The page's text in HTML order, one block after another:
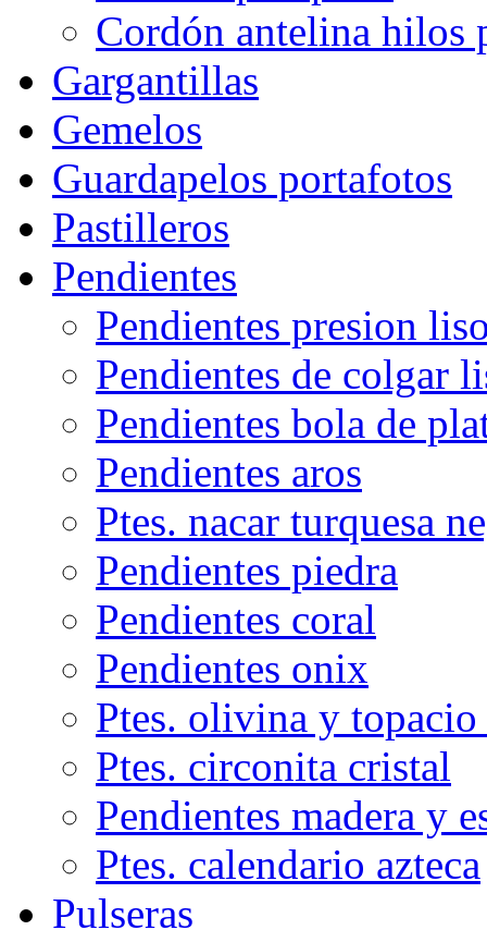
Cordón antelina hilos
Gargantillas
Gemelos
Guardapelos portafotos
Pastilleros
Pendientes
Pendientes presion
Pendientes de colgar
Pendientes bola de
Pendientes aros
Ptes. nacar turquesa
Pendientes piedra
Pendientes coral
Pendientes onix
Ptes. olivina y topacio
Ptes. circonita cristal
Pendientes madera y
Ptes. calendario azteca
Pulseras